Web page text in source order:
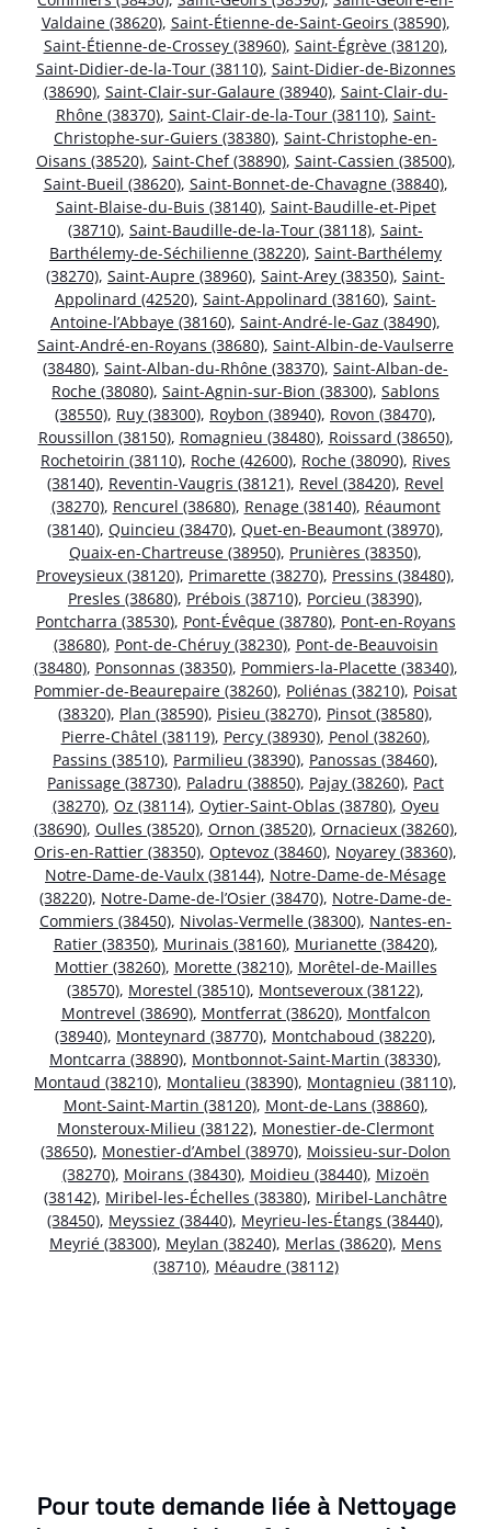
Valdaine (38620), Saint-Étienne-de-Saint-Geoirs (38590),
Saint-Étienne-de-Crossey (38960), Saint-Égrève (38120),
Saint-Didier-de-la-Tour (38110), Saint-Didier-de-Bizonnes
(38690), Saint-Clair-sur-Galaure (38940), Saint-Clair-du-
Rhône (38370), Saint-Clair-de-la-Tour (38110), Saint-
Christophe-sur-Guiers (38380), Saint-Christophe-en-
Oisans (38520), Saint-Chef (38890), Saint-Cassien (38500),
Saint-Bueil (38620), Saint-Bonnet-de-Chavagne (38840),
Saint-Blaise-du-Buis (38140), Saint-Baudille-et-Pipet
(38710), Saint-Baudille-de-la-Tour (38118), Saint-
Barthélemy-de-Séchilienne (38220), Saint-Barthélemy
(38270), Saint-Aupre (38960), Saint-Arey (38350), Saint-
Appolinard (42520), Saint-Appolinard (38160), Saint-
Antoine-l’Abbaye (38160), Saint-André-le-Gaz (38490),
Saint-André-en-Royans (38680), Saint-Albin-de-Vaulserre
(38480), Saint-Alban-du-Rhône (38370), Saint-Alban-de-
Roche (38080), Saint-Agnin-sur-Bion (38300), Sablons
(38550), Ruy (38300), Roybon (38940), Rovon (38470),
Roussillon (38150), Romagnieu (38480), Roissard (38650),
Rochetoirin (38110), Roche (42600), Roche (38090), Rives
(38140), Reventin-Vaugris (38121), Revel (38420), Revel
(38270), Rencurel (38680), Renage (38140), Réaumont
(38140), Quincieu (38470), Quet-en-Beaumont (38970),
Quaix-en-Chartreuse (38950), Prunières (38350),
Proveysieux (38120), Primarette (38270), Pressins (38480),
Presles (38680), Prébois (38710), Porcieu (38390),
Pontcharra (38530), Pont-Évêque (38780), Pont-en-Royans
(38680), Pont-de-Chéruy (38230), Pont-de-Beauvoisin
(38480), Ponsonnas (38350), Pommiers-la-Placette (38340),
Pommier-de-Beaurepaire (38260), Poliénas (38210), Poisat
(38320), Plan (38590), Pisieu (38270), Pinsot (38580),
Pierre-Châtel (38119), Percy (38930), Penol (38260),
Passins (38510), Parmilieu (38390), Panossas (38460),
Panissage (38730), Paladru (38850), Pajay (38260), Pact
(38270), Oz (38114), Oytier-Saint-Oblas (38780), Oyeu
(38690), Oulles (38520), Ornon (38520), Ornacieux (38260),
Oris-en-Rattier (38350), Optevoz (38460), Noyarey (38360),
Notre-Dame-de-Vaulx (38144), Notre-Dame-de-Mésage
(38220), Notre-Dame-de-l’Osier (38470), Notre-Dame-de-
Commiers (38450), Nivolas-Vermelle (38300), Nantes-en-
Ratier (38350), Murinais (38160), Murianette (38420),
Mottier (38260), Morette (38210), Morêtel-de-Mailles
(38570), Morestel (38510), Montseveroux (38122),
Montrevel (38690), Montferrat (38620), Montfalcon
(38940), Monteynard (38770), Montchaboud (38220),
Montcarra (38890), Montbonnot-Saint-Martin (38330),
Montaud (38210), Montalieu (38390), Montagnieu (38110),
Mont-Saint-Martin (38120), Mont-de-Lans (38860),
Monsteroux-Milieu (38122), Monestier-de-Clermont
(38650), Monestier-d’Ambel (38970), Moissieu-sur-Dolon
(38270), Moirans (38430), Moidieu (38440), Mizoën
(38142), Miribel-les-Échelles (38380), Miribel-Lanchâtre
(38450), Meyssiez (38440), Meyrieu-les-Étangs (38440),
Meyrié (38300), Meylan (38240), Merlas (38620), Mens
(38710), Méaudre (38112)
Pour toute demande liée à Nettoyage